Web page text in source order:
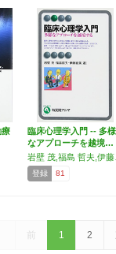
療
臨床心理学入門 -- 多様
なアプローチを越境…
登録 81
前 1 2